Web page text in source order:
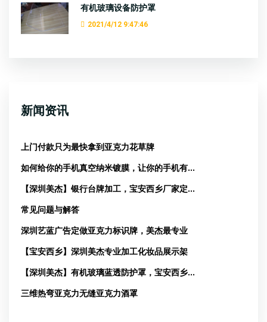
有机玻璃设备防护罩
2021/4/12 9:47:46
新闻资讯
上门付款只为最快拿到亚克力花草牌
如何给你的手机真空纳米镀膜，让你的手机有...
【深圳美杰】银行台牌加工，宝安西乡厂家定...
常见问题与解答
深圳艺蓝广告定做亚克力标识牌，美杰最专业
【宝安西乡】深圳美杰专业加工化妆品展示架
【深圳美杰】有机玻璃蓝透防护罩，宝安西乡...
三维热弯亚克力无缝亚克力酒罩